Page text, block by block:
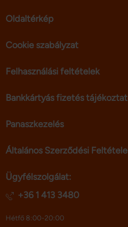
Oldaltérkép
Cookie szabályzat
Felhasználási feltételek
Bankkártyás fizetés
Panaszkezelés
Általános Szerződési
Ügyfélszolgálat:
+36 1 413 3480
Hétfő 8:00-20:00